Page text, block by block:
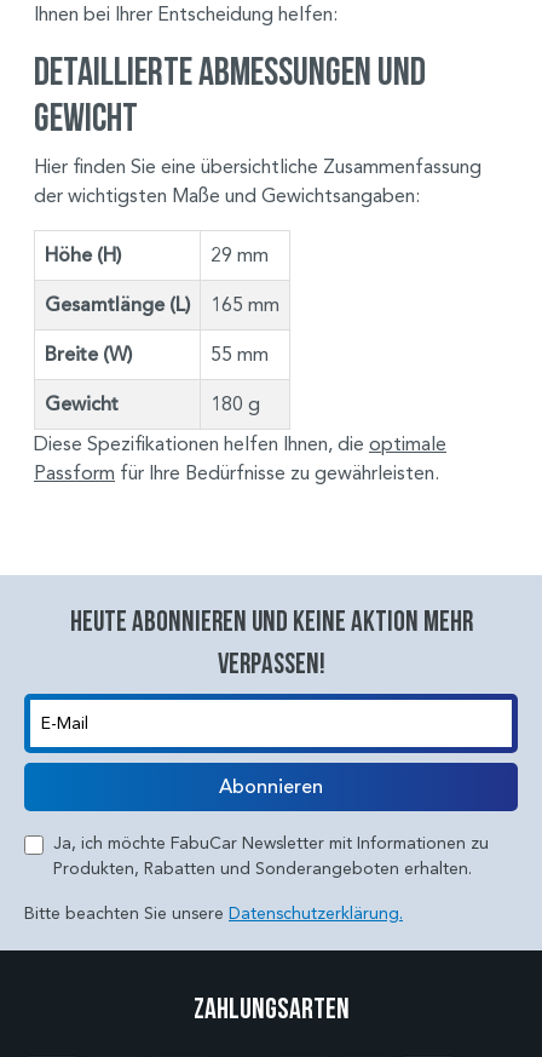
Ihnen bei Ihrer Entscheidung helfen:
Detaillierte Abmessungen und
Gewicht
Hier finden Sie eine übersichtliche Zusammenfassung
der wichtigsten Maße und Gewichtsangaben:
Höhe (H) 29 mm
Gesamtlänge (L) 165 mm
Breite (W) 55 mm
Gewicht
180 g
Diese Spezifikationen helfen Ihnen, die optimale
Passform für Ihre Bedürfnisse zu gewährleisten.
Heute abonnieren und keine aktion mehr
verpassen!
E-Mail
Abonnieren
Ja, ich möchte FabuCar Newsletter mit Informationen zu
Produkten, Rabatten und Sonderangeboten erhalten.
Bitte beachten Sie unsere Datenschutzerklärung.
Zahlungsarten